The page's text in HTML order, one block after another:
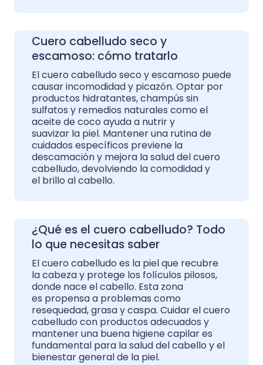
Cuero cabelludo seco y
escamoso: cómo tratarlo
El cuero cabelludo seco y escamoso puede
causar incomodidad y picazón. Optar por
productos hidratantes, champús sin
sulfatos y remedios naturales como el
aceite de coco ayuda a nutrir y
suavizar la piel. Mantener una rutina de
cuidados específicos previene la
descamación y mejora la salud del cuero
cabelludo, devolviendo la comodidad y
el brillo al cabello.
¿Qué es el cuero cabelludo? Todo
lo que necesitas saber
El cuero cabelludo es la piel que recubre
la cabeza y protege los folículos pilosos,
donde nace el cabello. Esta zona
es propensa a problemas como
resequedad, grasa y caspa. Cuidar el cuero
cabelludo con productos adecuados y
mantener una buena higiene capilar es
fundamental para la salud del cabello y el
bienestar general de la piel.